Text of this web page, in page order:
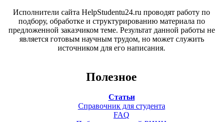
Исполнители сайта HelpStudentu24.ru проводят работу по
подбору, обработке и структурированию материала по
предложенной заказчиком теме. Результат данной работы не
является готовым научным трудом, но может служить
источником для его написания.
Полезное
Статьи
Справочник для студента
FAQ